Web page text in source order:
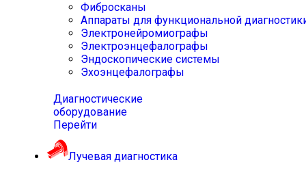
Фибросканы
Аппараты для функциональной
Электронейромиографы
Электроэнцефалографы
Эндоскопические системы
Эхоэнцефалографы
Диагностические
оборудование
Перейти
Лучевая диагностика